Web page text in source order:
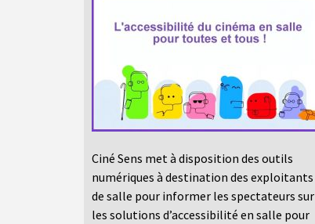
Ciné Sens met à disposition des outils
numériques à destination des exploitants
de salle pour informer les spectateurs sur
les solutions d’accessibilité en salle pour